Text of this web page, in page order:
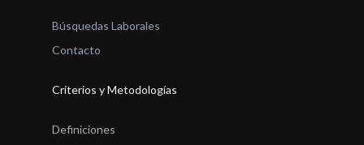
Búsquedas Laborales
Contacto
Criterios y Metodologías
Definiciones